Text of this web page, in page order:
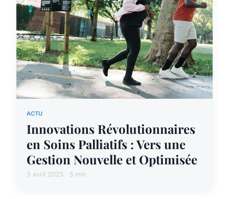
ACTU
Innovations Révolutionnaires
en Soins Palliatifs : Vers une
Gestion Nouvelle et Optimisée
3 avril 2025 · 5 min